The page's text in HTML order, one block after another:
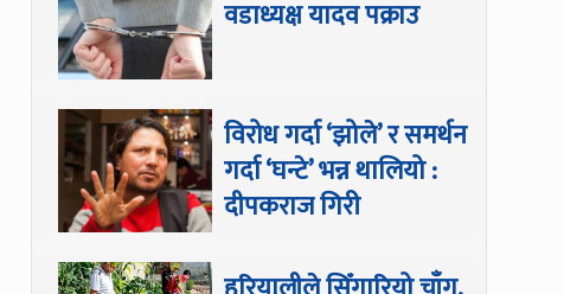
वडाध्यक्ष यादव पक्राउ
विरोध गर्दा ‘झोले’ र समर्थन
गर्दा ‘घन्टे’ भन्न थालियो :
दीपकराज गिरी